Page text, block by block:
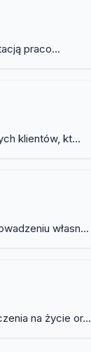
praco...
klientów, kt...
własn...
na życie or...